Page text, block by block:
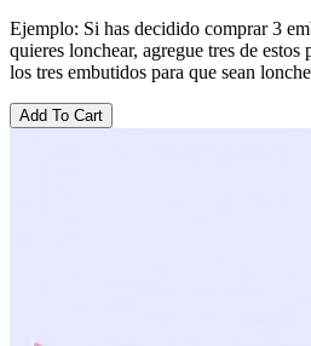
Ejemplo: Si has decidido comprar 3
quieres lonchear, agregue tres de
los tres embutidos para que sean
Add To Cart